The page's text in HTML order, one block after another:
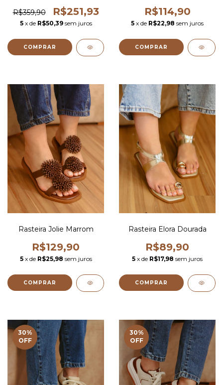
R$359,90 R$251,93
5 x de R$50,39 sem juros
COMPRAR
R$114,90
5 x de R$22,98 sem juros
COMPRAR
Rasteira Jolie Marrom
R$129,90
5 x de R$25,98 sem juros
COMPRAR
Rasteira Elora Dourada
R$89,90
5 x de R$17,98 sem juros
COMPRAR
30%
OFF
30%
OFF